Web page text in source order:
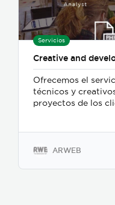
Servicios
Creative and
Ofrecemos el
técnicos y
proyectos de los
ARWEB